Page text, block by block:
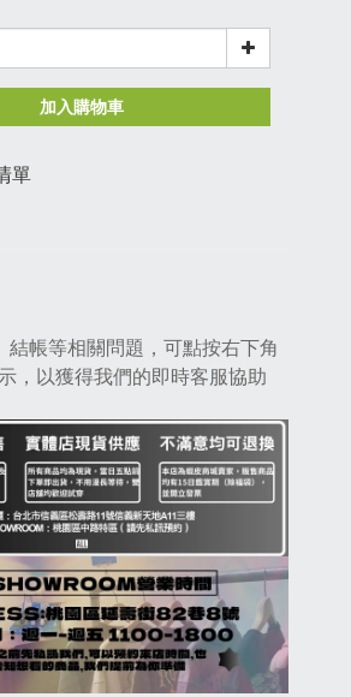
加入購物車
單
結帳等相關問題，可點按右下角
示，以獲得我們的即時客服協助